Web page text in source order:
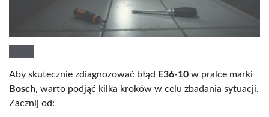
Aby skutecznie zdiagnozować błąd E36-10 w pralce marki
Bosch, warto podjąć kilka kroków w celu zbadania sytuacji.
Zacznij od: